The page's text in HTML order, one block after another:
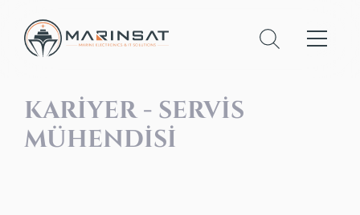
KARIYER - SERVIS
MÜHENDISI